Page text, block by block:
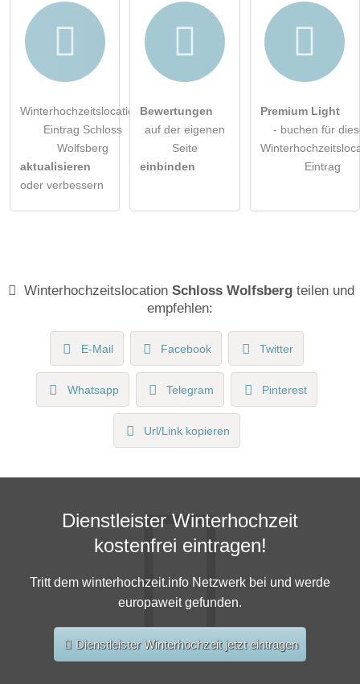
Winterhochzeitslocation-
Eintrag Schloss
Wolfsberg
aktualisieren
oder verbessern
Bewertungen
auf der eigenen
Seite
einbinden
Premium Light
- buchen für
Eintrag
WinterhochzeitslocationSchloss Wolfsberg teilen und
empfehlen:
E-Mail Facebook Twitter
Whatsapp Telegram Pinterest
Url/Link kopieren
Dienstleister Winterhochzeit
kostenfrei eintragen!
Tritt dem winterhochzeit.info Netzwerk bei und werde
europaweit gefunden.
Dienstleister Winterhochzeit jetzt eintragen